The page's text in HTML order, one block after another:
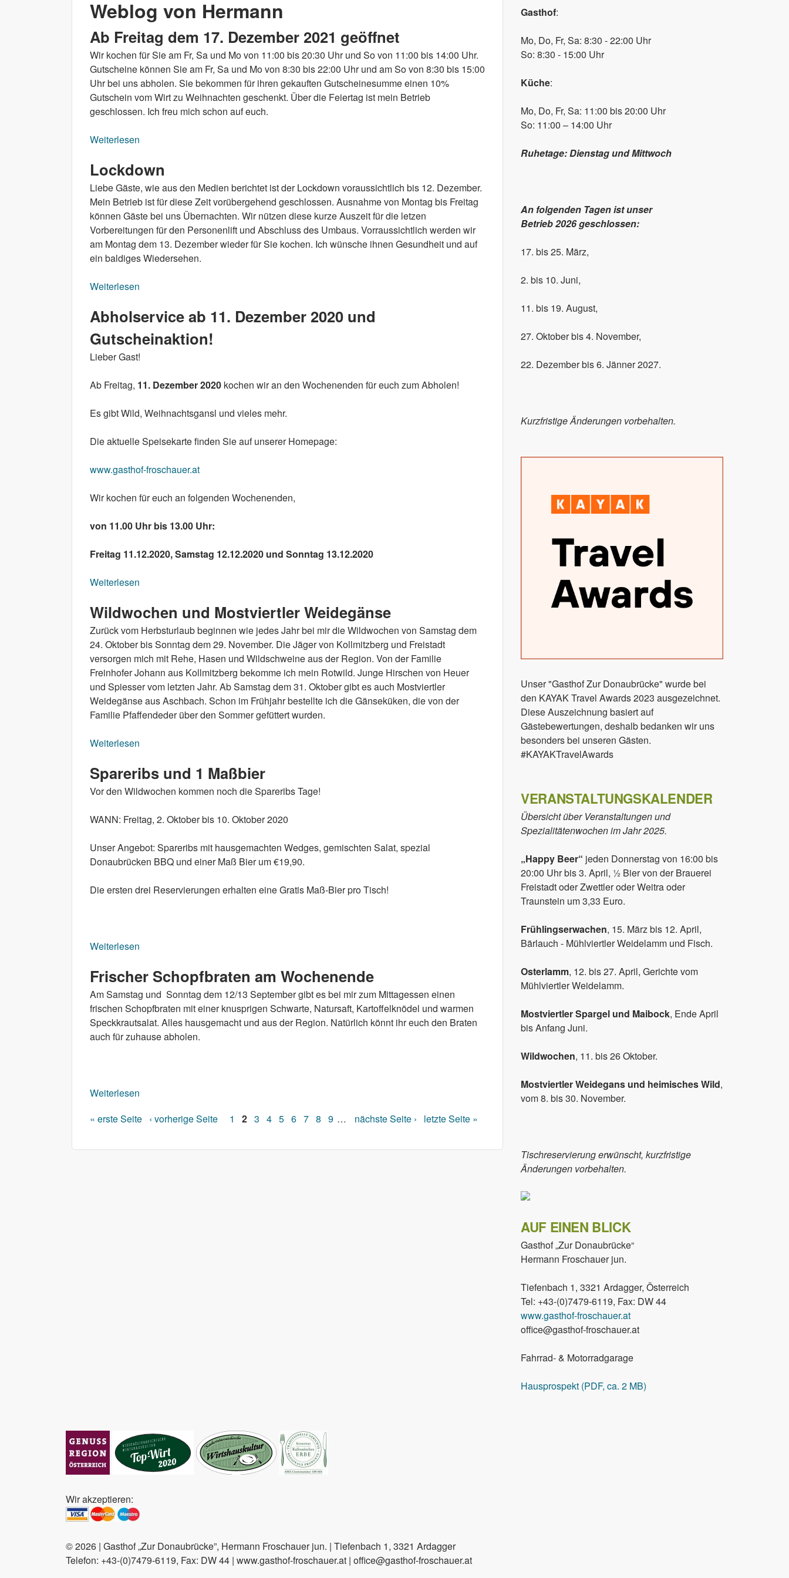
Weblog von Hermann
Ab Freitag dem 17. Dezember 2021 geöffnet
Wir kochen für Sie am Fr, Sa und Mo von 11:00 bis 20:30 Uhr und So von 11:00 bis 14:00 Uhr.
Gutscheine können Sie am Fr, Sa und Mo von 8:30 bis 22:00 Uhr und am So von 8:30 bis 15:00
Uhr bei uns abholen. Sie bekommen für ihren gekauften Gutscheinesumme einen 10%
Gutschein vom Wirt zu Weihnachten geschenkt. Über die Feiertag ist mein Betrieb
geschlossen. Ich freu mich schon auf euch.
Weiterlesen
Lockdown
Liebe Gäste, wie aus den Medien berichtet ist der Lockdown voraussichtlich bis 12. Dezember.
Mein Betrieb ist für diese Zeit vorübergehend geschlossen. Ausnahme von Montag bis Freitag
können Gäste bei uns Übernachten. Wir nützen diese kurze Auszeit für die letzen
Vorbereitungen für den Personenlift und Abschluss des Umbaus. Vorraussichtlich werden wir
am Montag dem 13. Dezember wieder für Sie kochen. Ich wünsche ihnen Gesundheit und auf
ein baldiges Wiedersehen.
Weiterlesen
Abholservice ab 11. Dezember 2020 und
Gutscheinaktion!
Lieber Gast!
Ab Freitag, 11. Dezember 2020 kochen wir an den Wochenenden für euch zum Abholen!
Es gibt Wild, Weihnachtsgansl und vieles mehr.
Die aktuelle Speisekarte finden Sie auf unserer Homepage:
www.gasthof-froschauer.at
Wir kochen für euch an folgenden Wochenenden,
von 11.00 Uhr bis 13.00 Uhr:
Freitag 11.12.2020, Samstag 12.12.2020 und Sonntag 13.12.2020
Weiterlesen
Wildwochen und Mostviertler Weidegänse
Zurück vom Herbsturlaub beginnen wie jedes Jahr bei mir die Wildwochen von Samstag dem
24. Oktober bis Sonntag dem 29. November. Die Jäger von Kollmitzberg und Freistadt
versorgen mich mit Rehe, Hasen und Wildschweine aus der Region. Von der Familie
Freinhofer Johann aus Kollmitzberg bekomme ich mein Rotwild. Junge Hirschen von Heuer
und Spiesser vom letzten Jahr. Ab Samstag dem 31. Oktober gibt es auch Mostviertler
Weidegänse aus Aschbach. Schon im Frühjahr bestellte ich die Gänseküken, die von der
Familie Pfaffendeder über den Sommer gefüttert wurden.
Weiterlesen
Spareribs und 1 Maßbier
Vor den Wildwochen kommen noch die Spareribs Tage!
WANN: Freitag, 2. Oktober bis 10. Oktober 2020
Unser Angebot: Spareribs mit hausgemachten Wedges, gemischten Salat, spezial
Donaubrücken BBQ und einer Maß Bier um €19,90.
Die ersten drei Reservierungen erhalten eine Gratis Maß-Bier pro Tisch!
Weiterlesen
Frischer Schopfbraten am Wochenende
Am Samstag und Sonntag dem 12/13 September gibt es bei mir zum Mittagessen einen
frischen Schopfbraten mit einer knusprigen Schwarte, Natursaft, Kartoffelknödel und warmen
Speckkrautsalat. Alles hausgemacht und aus der Region. Natürlich könnt ihr euch den Braten
auch für zuhause abholen.
Weiterlesen
Seiten
« erste Seite ‹ vorherige Seite 1 2 3 4 5 6 7 8 9 … nächste Seite › letzte Seite »
Gasthof:
Mo, Do, Fr, Sa: 8:30 - 22:00 Uhr
So: 8:30 - 15:00 Uhr
Küche:
Mo, Do, Fr, Sa: 11:00 bis 20:00 Uhr
So: 11:00 – 14:00 Uhr
Ruhetage: Dienstag und Mittwoch
An folgenden Tagen ist unser
Betrieb 2026 geschlossen:
17. bis 25. März,
2. bis 10. Juni,
11. bis 19. August,
27. Oktober bis 4. November,
22. Dezember bis 6. Jänner 2027.
Kurzfristige Änderungen vorbehalten.
Unser "Gasthof Zur Donaubrücke" wurde bei
den KAYAK Travel Awards 2023 ausgezeichnet.
Diese Auszeichnung basiert auf
Gästebewertungen, deshalb bedanken wir uns
besonders bei unseren Gästen.
#KAYAKTravelAwards
VERANSTALTUNGSKALENDER
Übersicht über Veranstaltungen und
Spezialitätenwochen im Jahr 2025.
„Happy Beer“ jeden Donnerstag von 16:00 bis
20:00 Uhr bis 3. April, ½ Bier von der Brauerei
Freistadt oder Zwettler oder Weitra oder
Traunstein um 3,33 Euro.
Frühlingserwachen, 15. März bis 12. April,
Bärlauch - Mühlviertler Weidelamm und Fisch.
Osterlamm, 12. bis 27. April, Gerichte vom
Mühlviertler Weidelamm.
Mostviertler Spargel und Maibock, Ende April
bis Anfang Juni.
Wildwochen, 11. bis 26 Oktober.
Mostviertler Weidegans und heimisches Wild,
vom 8. bis 30. November.
Tischreservierung erwünscht, kurzfristige
Änderungen vorbehalten.
AUF EINEN BLICK
Gasthof „Zur Donaubrücke“
Hermann Froschauer jun.
Tiefenbach 1, 3321 Ardagger, Österreich
Tel: +43-(0)7479-6119, Fax: DW 44
www.gasthof-froschauer.at
office@gasthof-froschauer.at
Fahrrad- & Motorradgarage
Hausprospekt (PDF, ca. 2 MB)
Wir akzeptieren:
© 2026 | Gasthof „Zur Donaubrücke”, Hermann Froschauer jun. | Tiefenbach 1, 3321 Ardagger
Telefon: +43-(0)7479-6119, Fax: DW 44 | www.gasthof-froschauer.at | office@gasthof-froschauer.at